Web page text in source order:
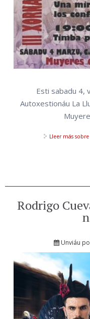
Esti sabadu 4,
Autoxestionáu La
Lleer más
Rodrigo
Unviáu